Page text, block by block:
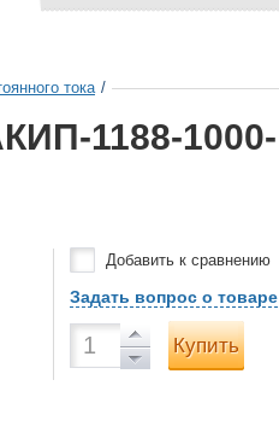
тока /
1188-1000-
Добавить к сравнению
Задать вопрос о товаре
Купить